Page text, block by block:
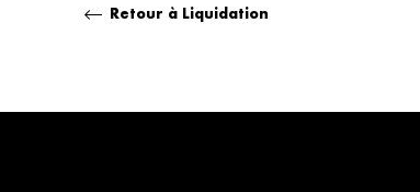
Retour à Liquidation